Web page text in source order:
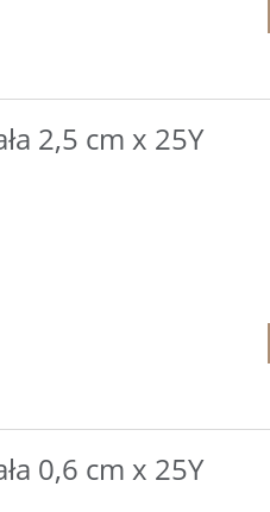
2,5 cm x 25Y
0,6 cm x 25Y